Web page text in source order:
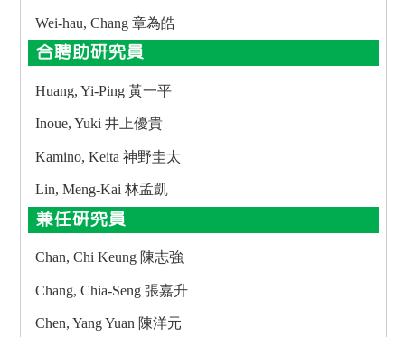
Wei-hau, Chang 章為皓
合聘助研究員
Huang, Yi-Ping 黃一平
Inoue, Yuki 井上優貴
Kamino, Keita 神野圭太
Lin, Meng-Kai 林孟凱
兼任研究員
Chan, Chi Keung 陳志強
Chang, Chia-Seng 張嘉升
Chen, Yang Yuan 陳洋元